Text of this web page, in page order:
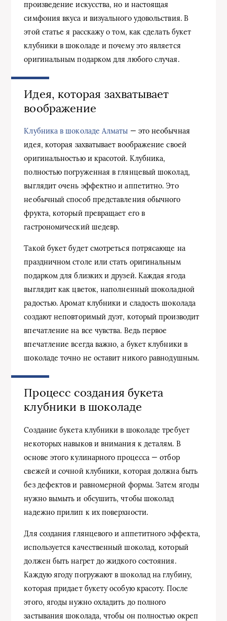
произведение искусства, но и настоящая
симфония вкуса и визуального удовольствия. В
этой статье я расскажу о том, как сделать букет
клубники в шоколаде и почему это является
оригинальным подарком для любого случая.
Идея, которая захватывает
воображение
Клубника в шоколаде Алматы — это необычная
идея, которая захватывает воображение своей
оригинальностью и красотой. Клубника,
полностью погруженная в глянцевый шоколад,
выглядит очень эффектно и аппетитно. Это
необычный способ представления обычного
фрукта, который превращает его в
гастрономический шедевр.
Такой букет будет смотреться потрясающе на
праздничном столе или стать оригинальным
подарком для близких и друзей. Каждая ягода
выглядит как цветок, наполненный шоколадной
радостью. Аромат клубники и сладость шоколада
создают неповторимый дуэт, который производит
впечатление на все чувства. Ведь первое
впечатление всегда важно, а букет клубники в
шоколаде точно не оставит никого равнодушным.
Процесс создания букета
клубники в шоколаде
Создание букета клубники в шоколаде требует
некоторых навыков и внимания к деталям. В
основе этого кулинарного процесса — отбор
свежей и сочной клубники, которая должна быть
без дефектов и равномерной формы. Затем ягоды
нужно вымыть и обсушить, чтобы шоколад
надежно прилип к их поверхности.
Для создания глянцевого и аппетитного эффекта,
используется качественный шоколад, который
должен быть нагрет до жидкого состояния.
Каждую ягоду погружают в шоколад на глубину,
которая придает букету особую красоту. После
этого, ягоды нужно охладить до полного
застывания шоколада, чтобы он полностью окреп